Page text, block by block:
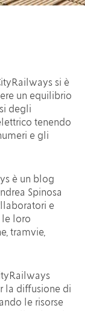
si è
un equilibrio
degli
tenendo
e gli
è un blog
Spinosa
e
le loro
tramvie,
la diffusione di
le risorse